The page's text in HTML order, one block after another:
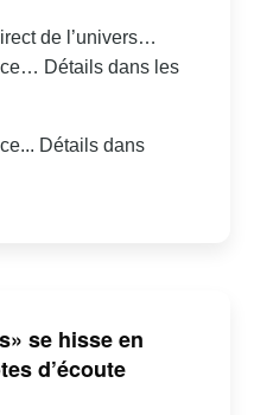
de l’univers…
Détails dans les
Détails dans
se hisse en
d’écoute